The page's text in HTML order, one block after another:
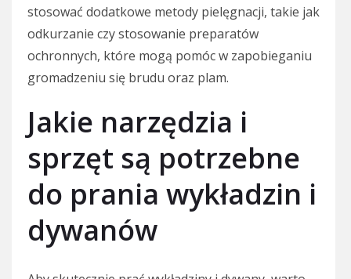
stosować dodatkowe metody pielęgnacji, takie jak
odkurzanie czy stosowanie preparatów
ochronnych, które mogą pomóc w zapobieganiu
gromadzeniu się brudu oraz plam.
Jakie narzędzia i
sprzęt są potrzebne
do prania wykładzin i
dywanów